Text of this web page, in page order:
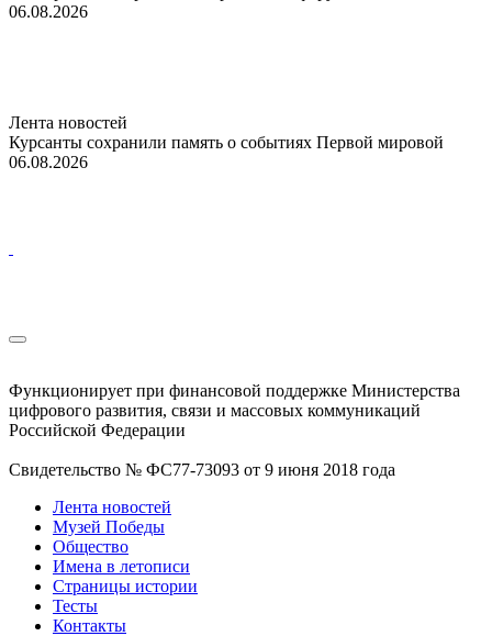
06.08.2026
Лента новостей
Курсанты сохранили память о событиях Первой мировой
06.08.2026
Функционирует при финансовой поддержке Министерства
цифрового развития, связи и массовых коммуникаций
Российской Федерации
Свидетельство № ФС77-73093 от 9 июня 2018 года
Лента новостей
Музей Победы
Общество
Имена в летописи
Страницы истории
Тесты
Контакты